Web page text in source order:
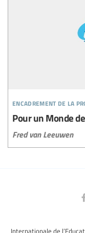
encadrement de la
Pour un Monde
Fred van Leeuwen
Internationale de